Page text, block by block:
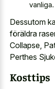
vanliga.
Dessutom
föräldra
Collapse,
Perthes
Kosttips